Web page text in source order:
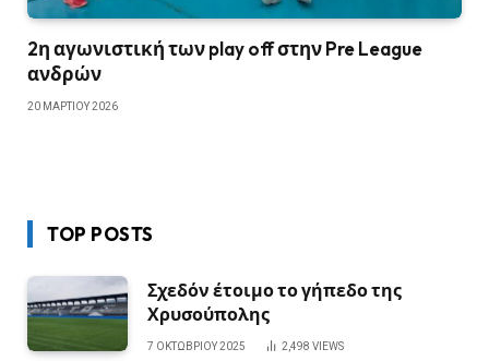
2η αγωνιστική των play off στην Pre League
ανδρών
20 ΜΑΡΤΊΟΥ 2026
TOP POSTS
Σχεδόν έτοιμο το γήπεδο της
Χρυσούπολης
7 ΟΚΤΩΒΡΊΟΥ 2025 2,498 VIEWS